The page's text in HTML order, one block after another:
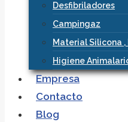
Desfibriladores
Campingaz
Material Silicona ,
Higiene
Empresa
Contacto
Blog